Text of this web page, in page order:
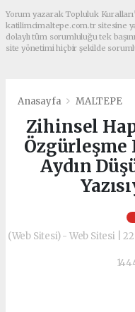
Yorum yazarak Topluluk
katilimcimaltepe.com.tr sitesine
dolaylı tüm sorumluluğu tek
site yönetimi hiçbir şekilde
Anasayfa MALTEPE
Zihinsel
Özgürleşme
Aydın
(Web Sitesi) - Web Sitesi |